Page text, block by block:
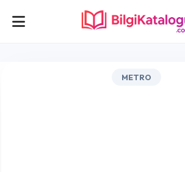
METRO